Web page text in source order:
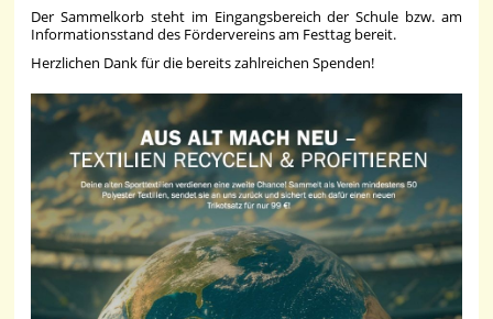
Der Sammelkorb steht im Eingangsbereich der Schule bzw. am
Informationsstand des Fördervereins am Festtag bereit.
Herzlichen Dank für die bereits zahlreichen Spenden!